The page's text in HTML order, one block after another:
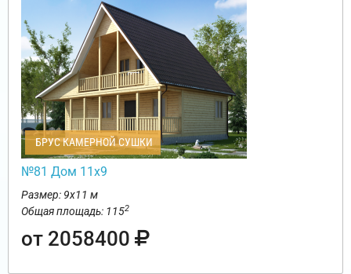
БРУС КАМЕРНОЙ СУШКИ
№81 Дом 11х9
Размер: 9х11 м
Общая площадь: 1152
от 2058400